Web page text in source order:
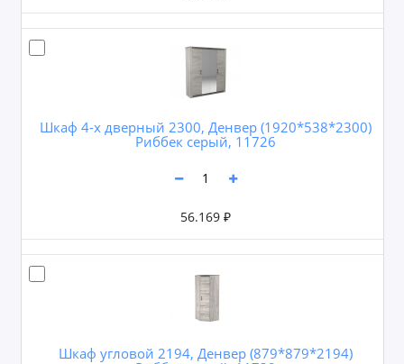
Шкаф 4-х дверный 2300, Денвер (1920*538*2300)
Риббек серый, 11726
56.169 ₽
Шкаф угловой 2194, Денвер (879*879*2194)